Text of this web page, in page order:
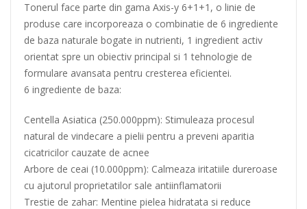
Tonerul face parte din gama Axis-y 6+1+1, o linie de
produse care incorporeaza o combinatie de 6 ingrediente
de baza naturale bogate in nutrienti, 1 ingredient activ
orientat spre un obiectiv principal si 1 tehnologie de
formulare avansata pentru cresterea eficientei.
6 ingrediente de baza:
Centella Asiatica (250.000ppm): Stimuleaza procesul
natural de vindecare a pielii pentru a preveni aparitia
cicatricilor cauzate de acnee
Arbore de ceai (10.000ppm): Calmeaza iritatiile dureroase
cu ajutorul proprietatilor sale antiinflamatorii
Trestie de zahar: Mentine pielea hidratata si reduce